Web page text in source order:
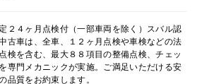
２４ヶ月点検付（一部車両を除く）スバル認
古車は、全車、１２ヶ月点検や車検などの法
検を含む、最大８８項目の整備点検、チェッ
専門メカニックが実施。ご満足いただける安
品質をお約束します。